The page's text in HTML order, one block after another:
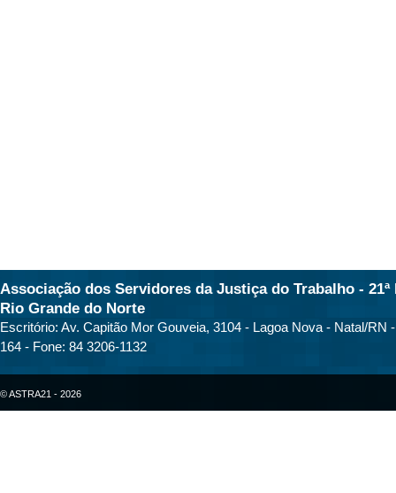
Associação dos Servidores da Justiça do Trabalho - 21ª
Rio Grande do Norte
Escritório: Av. Capitão Mor Gouveia, 3104 - Lagoa Nova - Natal/RN
164 - Fone: 84 3206-1132
© ASTRA21 - 2026